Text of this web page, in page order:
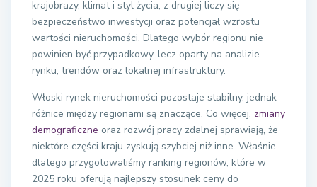
krajobrazy, klimat i styl życia, z drugiej liczy się
bezpieczeństwo inwestycji oraz potencjał wzrostu
wartości nieruchomości. Dlatego wybór regionu nie
powinien być przypadkowy, lecz oparty na analizie
rynku, trendów oraz lokalnej infrastruktury.
Włoski rynek nieruchomości pozostaje stabilny, jednak
różnice między regionami są znaczące. Co więcej, zmiany
demograficzne oraz rozwój pracy zdalnej sprawiają, że
niektóre części kraju zyskują szybciej niż inne. Właśnie
dlatego przygotowaliśmy ranking regionów, które w
2025 roku oferują najlepszy stosunek ceny do